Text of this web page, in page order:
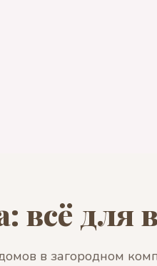
всё для
в загородном